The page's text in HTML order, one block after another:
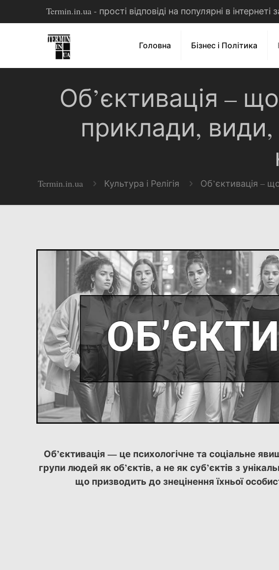
Termin.in.ua - прості відповіді на популярні в
Головна Бізнес і Політика
Об’єктивація –
приклади,
Termin.in.ua Культура і Релігія Об’єктивація –
Об’єктивація — це психологічне та соціальне
групи людей як об’єктів, а не як суб’єктів з
що призводить до знецінення їхньої